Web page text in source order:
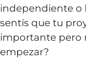
independiente o
sentís que tu
importante pero
empezar?